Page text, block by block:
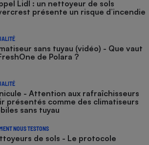
Lidl : un nettoyeur de sols
présente un risque d’incendie
sans tuyau (vidéo) - Que vaut
de Polara ?
- Attention aux rafraîchisseurs
présentés comme des climatiseurs
sans tuyau
NOUS TESTONS
de sols - Le protocole